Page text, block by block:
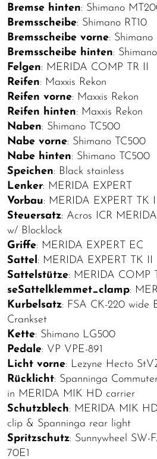
Bremse hinten: Shimano
Bremsscheibe: Shimano RT10
Bremsscheibe vorne: Shimano
Bremsscheibe hinten:
Felgen: MERIDA COMP TR II
Reifen: Maxxis Rekon
Reifen vorne: Maxxis Rekon
Reifen hinten: Maxxis Rekon
Naben: Shimano TC500
Nabe vorne: Shimano TC500
Nabe hinten: Shimano TC500
Speichen: Black stainless
Lenker: MERIDA EXPERT
Vorbau: MERIDA EXPERT TK
Steuersatz: Acros ICR
w/ Blocklock
Griffe: MERIDA EXPERT EC
Sattel: MERIDA EXPERT TK II
Sattelstütze: MERIDA COMP
seSattelklemmet_clamp:
Kurbelsatz: FSA CK-220 wide
Crankset
Kette: Shimano LG500
Pedale: VP VPE-891
Licht vorne: Lezyne Hecto
Rücklicht: Spanninga
in MERIDA MIK HD carrier
Schutzblech: MERIDA MIK
clip & Spanninga rear light
Spritzschutz: Sunnywheel SW-
70E1